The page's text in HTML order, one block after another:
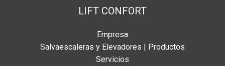
LIFT CONFORT
Empresa
Salvaescaleras y Elevadores | Productos
Servicios